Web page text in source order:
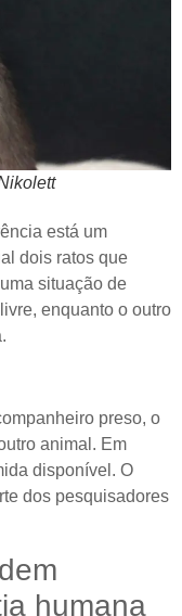
está um
dois ratos que
situação de
enquanto o outro
preso, o
animal. Em
disponível. O
dos pesquisadores
humana